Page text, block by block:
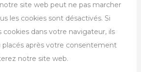
site web peut ne pas marcher
les cookies sont désactivés. Si
cookies dans votre navigateur, ils
placés après votre consentement
notre site web.